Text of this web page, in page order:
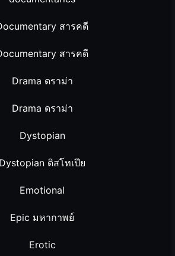
สารคดี
สารคดี
Drama ดราม่า
Drama ดราม่า
Dystopian
Dystopian ดิสโทเปีย
Emotional
Epic มหากาพย์
Erotic